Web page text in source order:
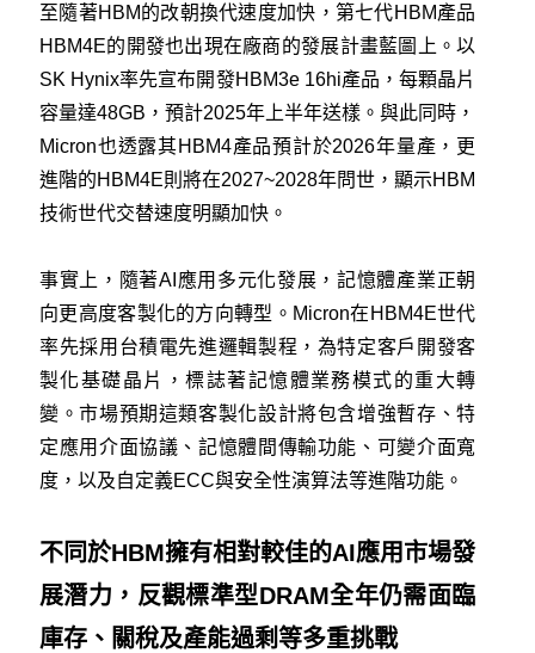
至隨著HBM的改朝換代速度加快，第七代HBM產品
HBM4E的開發也出現在廠商的發展計畫藍圖上。以
SK Hynix率先宣布開發HBM3e 16hi產品，每顆晶片
容量達48GB，預計2025年上半年送樣。與此同時，
Micron也透露其HBM4產品預計於2026年量產，更
進階的HBM4E則將在2027~2028年問世，顯示HBM
技術世代交替速度明顯加快。
事實上，隨著AI應用多元化發展，記憶體產業正朝
向更高度客製化的方向轉型。Micron在HBM4E世代
率先採用台積電先進邏輯製程，為特定客戶開發客
製化基礎晶片，標誌著記憶體業務模式的重大轉
變。市場預期這類客製化設計將包含增強暫存、特
定應用介面協議、記憶體間傳輸功能、可變介面寬
度，以及自定義ECC與安全性演算法等進階功能。
不同於HBM擁有相對較佳的AI應用市場發
展潛力，反觀標準型DRAM全年仍需面臨
庫存、關稅及產能過剩等多重挑戰